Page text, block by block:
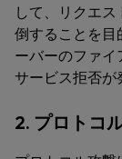
して、リクエ
倒することを目
ーバーのファイ
サービス拒否が
2. プロトコ